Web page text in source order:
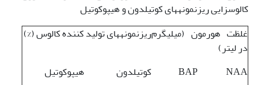
کالوس­زایی ریزنمونه­های کوتیلدون و هیپوکوتیل
غلظت هورمون­ (میلی­گرم
در لیتر)
ریزنمونه­های تولید کننده کالوس (%)
NAA
BAP کوتیلدون
هیپوکوتیل